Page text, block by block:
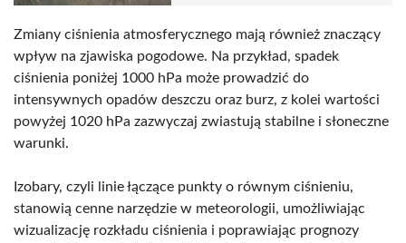
Zmiany ciśnienia atmosferycznego mają również znaczący
wpływ na zjawiska pogodowe. Na przykład, spadek
ciśnienia poniżej 1000 hPa może prowadzić do
intensywnych opadów deszczu oraz burz, z kolei wartości
powyżej 1020 hPa zazwyczaj zwiastują stabilne i słoneczne
warunki.
Izobary, czyli linie łączące punkty o równym ciśnieniu,
stanowią cenne narzędzie w meteorologii, umożliwiając
wizualizację rozkładu ciśnienia i poprawiając prognozy